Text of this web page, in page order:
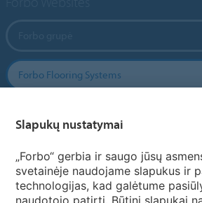
Forbo Flooring Systems
Pasirinkti šalį
Slapukų nustatymai
„Forbo“ gerbia ir saugo jūsų
svetainėje naudojame slapukus ir
technologijas, kad galėtume
naudotojo patirtį. Būtini slapukai